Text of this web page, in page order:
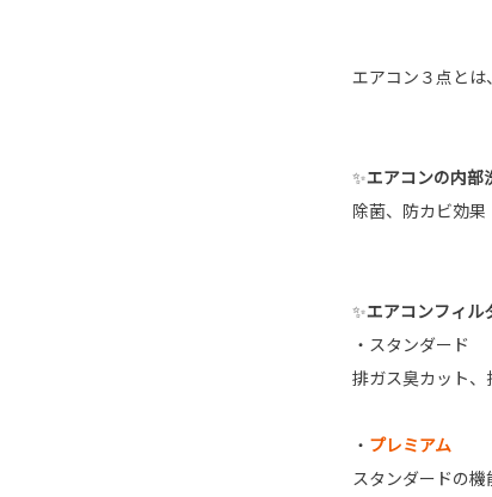
エアコン３点とは、
✨エアコンの内部
除菌、防カビ効果
✨エアコンフィル
・スタンダード
排ガス臭カット、
・ プレミアム
スタンダードの機